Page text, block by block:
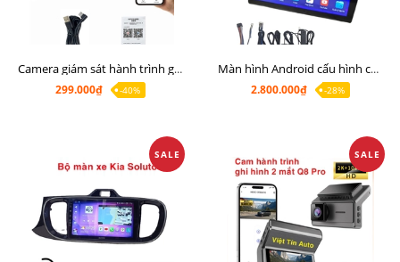
Camera giám sát hành trình giá rẻ, cam hành trình cho màn Android, cam hành trình kết nối điện thoại
299.000₫
-40%
Màn hình Android cấu hình cao Ram 6G Rom 128G chip 8 nhân 8581
2.800.000₫
-28%
SALE SALE